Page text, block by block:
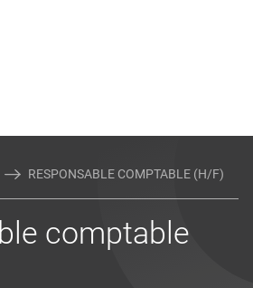
RESPONSABLE COMPTABLE (H/F)
comptable